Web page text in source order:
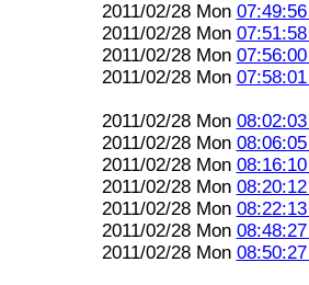
2011/02/28 Mon 07:49:56
2011/02/28 Mon 07:51:58
2011/02/28 Mon 07:56:00
2011/02/28 Mon 07:58:01
2011/02/28 Mon 08:02:03
2011/02/28 Mon 08:06:05
2011/02/28 Mon 08:16:10
2011/02/28 Mon 08:20:12
2011/02/28 Mon 08:22:13
2011/02/28 Mon 08:48:27
2011/02/28 Mon 08:50:27